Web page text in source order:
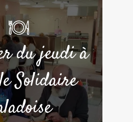
du jeudi à
Solidaire